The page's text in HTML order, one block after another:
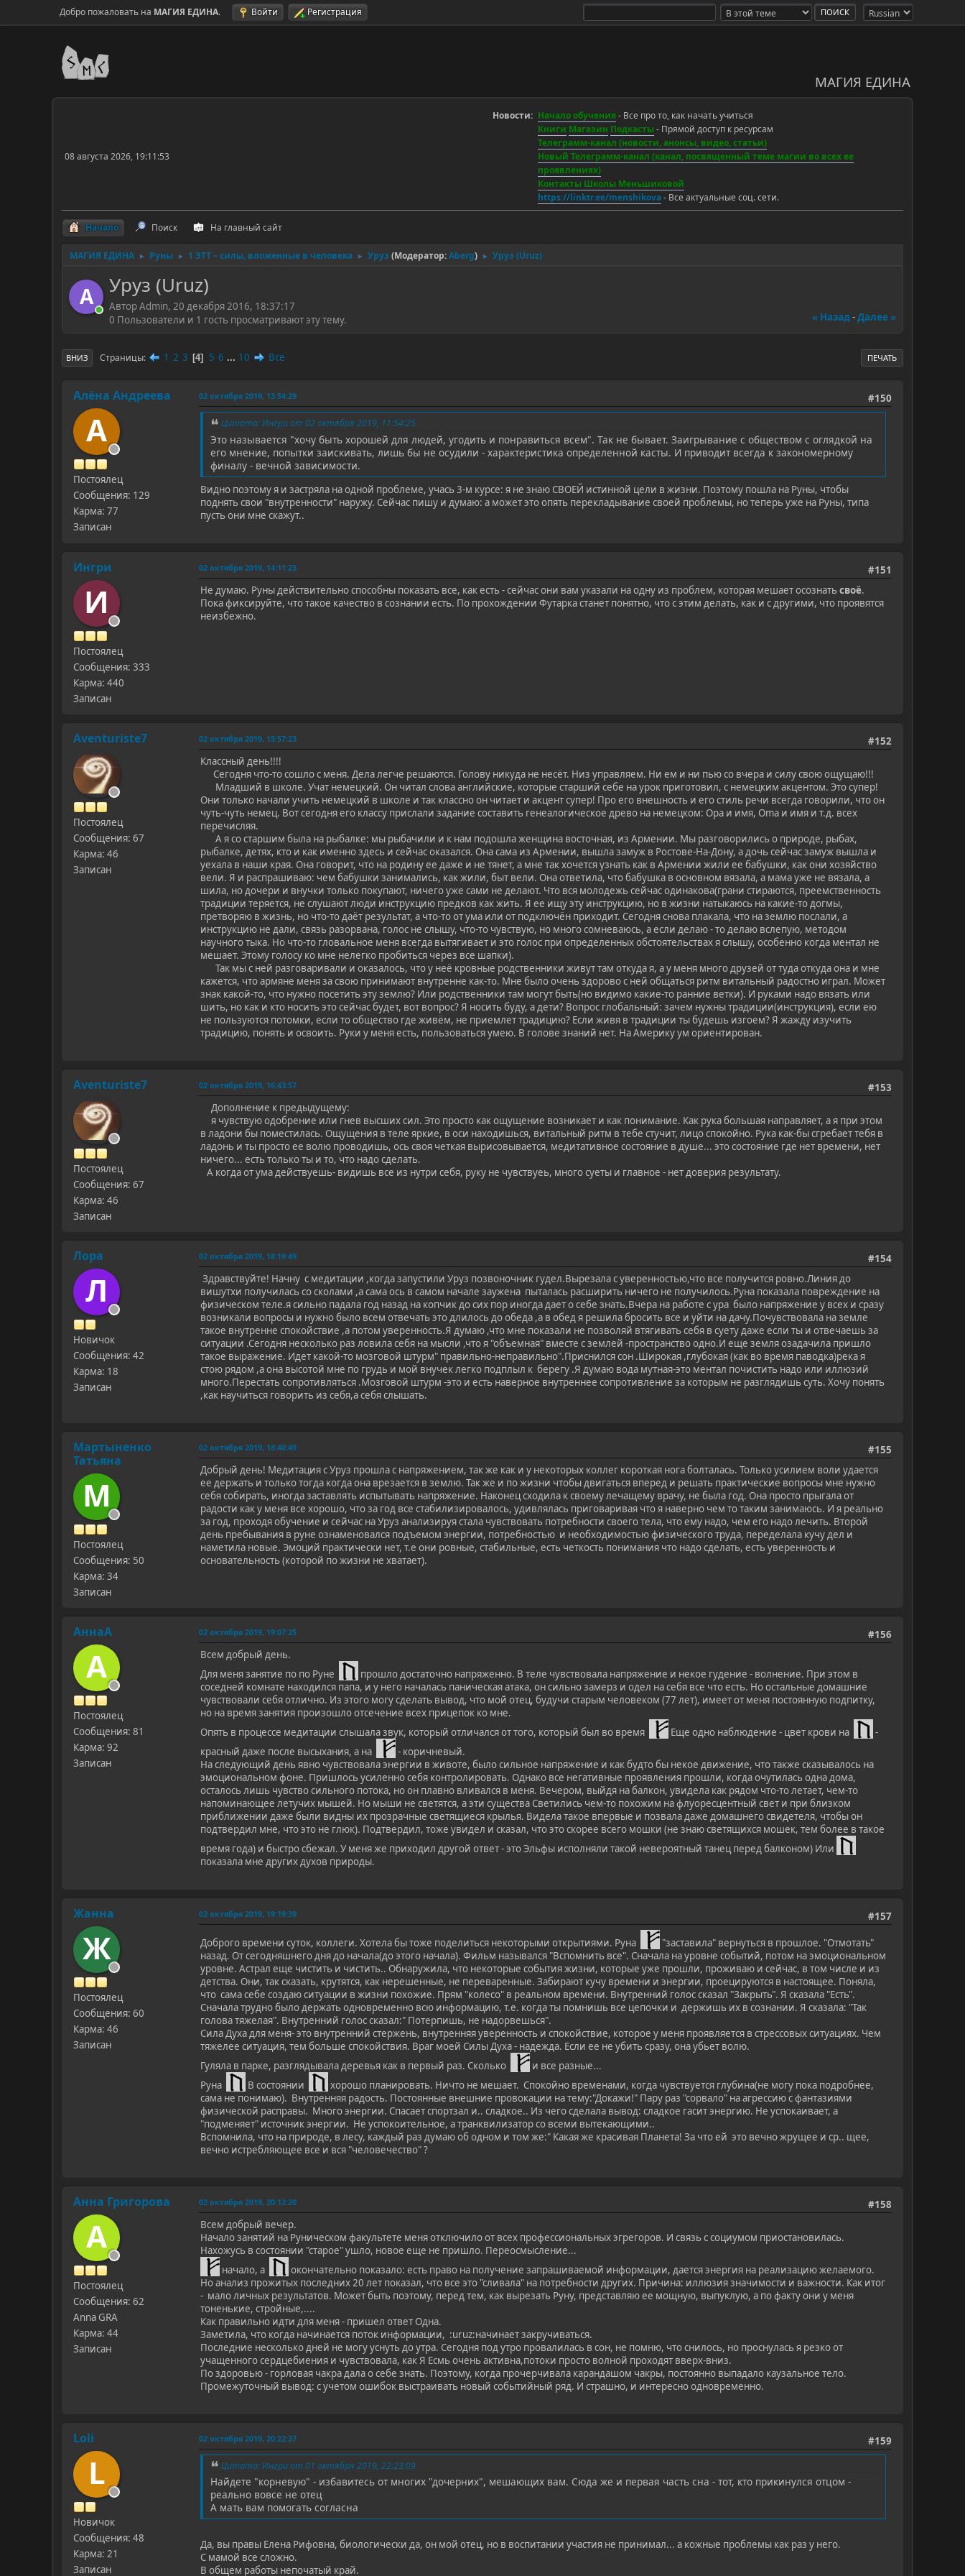
Добро пожаловать на МАГИЯ ЕДИНА. Войти Регистрация
МАГИЯ ЕДИНА
08 августа 2026, 19:11:53
Новости: Начало обучения - Все про то, как начать учиться
Книги Магазин Подкасты - Прямой доступ к ресурсам
Телеграмм-канал (новости, анонсы, видео, статьи)
Новый Телеграмм-канал (канал, посвященный теме магии во всех ее
проявлениях)
Контакты Школы Меньшиковой
https://linktr.ee/menshikova- Все актуальные соц. сети.
Начало Поиск На главный сайт
МАГИЯ ЕДИНА ► Руны ► 1 ЭТТ – силы, вложенные в человека ► Уруз (Модератор:Aberg) ► Уруз (Uruz)
A Уруз (Uruz)
Автор Admin, 20 декабря 2016, 18:37:17
« Назад-Далее »
0 Пользователи и 1 гость просматривают эту тему.
ПЕЧАТЬ
ВНИЗ Страницы 1 2 3 4 5 6 ... 10 Все
Алёна Андреева
А
Постоялец
Сообщения: 129
Карма: 77
Записан
#150
02 октября 2019, 13:54:29
Цитата: Ингри от 02 октября 2019, 11:54:25
Это называется "хочу быть хорошей для людей, угодить и понравиться всем". Так не бывает. Заигрывание с обществом с оглядкой на
его мнение, попытки заискивать, лишь бы не осудили - характеристика определенной касты. И приводит всегда к закономерному
финалу - вечной зависимости.
Видно поэтому я и застряла на одной проблеме, учась 3-м курсе: я не знаю СВОЕЙ истинной цели в жизни. Поэтому пошла на Руны, чтобы
поднять свои "внутренности" наружу. Сейчас пишу и думаю: а может это опять перекладывание своей проблемы, но теперь уже на Руны, типа
пусть они мне скажут..
Ингри
И
Постоялец
Сообщения: 333
Карма: 440
Записан
#151
02 октября 2019, 14:11:23
Не думаю. Руны действительно способны показать все, как есть - сейчас они вам указали на одну из проблем, которая мешает осознать своё.
Пока фиксируйте, что такое качество в сознании есть. По прохождении Футарка станет понятно, что с этим делать, как и с другими, что проявятся
неизбежно.
Aventuriste7
Постоялец
Сообщения: 67
Карма: 46
Записан
#152
02 октября 2019, 15:57:23
Классный день!!!!
Сегодня что-то сошло с меня. Дела легче решаются. Голову никуда не несёт. Низ управляем. Ни ем и ни пью со вчера и силу свою ощущаю!!!
Младший в школе. Учат немецкий. Он читал слова английские, которые старший себе на урок приготовил, с немецким акцентом. Это супер!
Они только начали учить немецкий в школе и так классно он читает и акцент супер! Про его внешность и его стиль речи всегда говорили, что он
чуть-чуть немец. Вот сегодня его классу прислали задание составить генеалогическое древо на немецком: Opa и имя, Oma и имя и т.д. всех
перечисляя.
А я со старшим была на рыбалке: мы рыбачили и к нам подошла женщина восточная, из Армении. Мы разговорились о природе, рыбах,
рыбалке, детях, кто и как именно здесь и сейчас оказался. Она сама из Армении, вышла замуж в Ростове-На-Дону, а дочь сейчас замуж вышла и
уехала в наши края. Она говорит, что на родину ее даже и не тянет, а мне так хочется узнать как в Армении жили ее бабушки, как они хозяйство
вели. Я и распрашиваю: чем бабушки занимались, как жили, быт вели. Она ответила, что бабушка в основном вязала, а мама уже не вязала, а
шила, но дочери и внучки только покупают, ничего уже сами не делают. Что вся молодежь сейчас одинакова(грани стираются, преемственность
традиции теряется, не слушают люди инструкцию предков как жить. Я ее ищу эту инструкцию, но в жизни натыкаюсь на какие-то догмы,
претворяю в жизнь, но что-то даёт результат, а что-то от ума или от подключён приходит. Сегодня снова плакала, что на землю послали, а
инструкцию не дали, связь разорвана, голос не слышу, что-то чувствую, но много сомневаюсь, а если делаю - то делаю вслепую, методом
научного тыка. Но что-то гловальное меня всегда вытягивает и это голос при определенных обстоятельствах я слышу, особенно когда ментал не
мешает. Этому голосу ко мне нелегко пробиться через все шапки).
Так мы с ней разговаривали и оказалось, что у неё кровные родственники живут там откуда я, а у меня много друзей от туда откуда она и мне
кажется, что армяне меня за свою принимают внутренне как-то. Мне было очень здорово с ней общаться ритм витальный радостно играл. Может
знак какой-то, что нужно посетить эту землю? Или родственники там могут быть(но видимо какие-то ранние ветки). И руками надо вязать или
шить, но как и кто носить это сейчас будет, вот вопрос? Я носить буду, а дети? Вопрос глобальный: зачем нужны традиции(инструкция), если ею
не пользуются потомки, если то общество где живём, не приемлет традицию? Если живя в традиции ты будешь изгоем? Я жажду изучить
традицию, понять и освоить. Руки у меня есть, пользоваться умею. В голове знаний нет. На Америку ум ориентирован.
Aventuriste7
Постоялец
Сообщения: 67
Карма: 46
Записан
#153
02 октября 2019, 16:43:57
Дополнение к предыдущему:
я чувствую одобрение или гнев высших сил. Это просто как ощущение возникает и как понимание. Как рука большая направляет, а я при этом
в ладони бы поместилась. Ощущения в теле яркие, в оси находишься, витальный ритм в тебе стучит, лицо спокойно. Рука как-бы сгребает тебя в
ладонь и ты просто ее волю проводишь, ось своя четкая вырисовывается, медитативное состояние в душе... это состояние где нет времени, нет
ничего... есть только ты и то, что надо сделать.
А когда от ума действуешь- видишь все из нутри себя, руку не чувствуеь, много суеты и главное - нет доверия результату.
Лора
Л
Новичок
Сообщения: 42
Карма: 18
Записан
#154
02 октября 2019, 18:19:49
Здравствуйте! Начну с медитации ,когда запустили Уруз позвоночник гудел.Вырезала с уверенностью,что все получится ровно.Линия до
вишутхи получилась со сколами ,а сама ось в самом начале заужена пыталась расширить ничего не получилось.Руна показала повреждение на
физическом теле.я сильно падала год назад на копчик до сих пор иногда дает о себе знать.Вчера на работе с ура было напряжение у всех и сразу
возникали вопросы и нужно было всем отвечать это длилось до обеда ,а в обед я решила бросить все и уйти на дачу.Почувствовала на земле
такое внутренне спокойствие ,а потом уверенность.Я думаю ,что мне показали не позволяй втягивать себя в суету даже если ты и отвечаешь за
ситуации .Сегодня несколько раз ловила себя на мысли ,что я "объемная" вместе с землей -пространство одно.И еще земля озадачила пришло
такое выражение. Идет какой-то мозговой штурм" правильно-неправильно".Приснился сон .Широкая ,глубокая (как во время паводка)река я
стою рядом ,а она высотой мне по грудь и мой внучек легко подплыл к берегу .Я думаю вода мутная-это ментал почистить надо или иллюзий
много.Перестать сопротивляться .Мозговой штурм -это и есть наверное внутреннее сопротивление за которым не разглядишь суть. Хочу понять
,как научиться говорить из себя,а себя слышать.
Мартыненко
Татьяна
М
Постоялец
Сообщения: 50
Карма: 34
Записан
#155
02 октября 2019, 18:40:49
Добрый день! Медитация с Уруз прошла с напряжением, так же как и у некоторых коллег короткая нога болталась. Только усилием воли удается
ее держать и только тогда когда она врезается в землю. Так же и по жизни чтобы двигаться вперед и решать практические вопросы мне нужно
себя собирать, иногда заставлять испытывать напряжение. Наконец сходила к своему лечащему врачу, не была год. Она просто прыгала от
радости как у меня все хорошо, что за год все стабилизировалось, удивлялась приговаривая что я наверно чем то таким занимаюсь. И я реально
за год, проходя обучение и сейчас на Уруз анализируя стала чувствовать потребности своего тела, что ему надо, чем его надо лечить. Второй
день пребывания в руне ознаменовался подъемом энергии, потребностью и необходимостью физического труда, переделала кучу дел и
наметила новые. Эмоций практически нет, т.е они ровные, стабильные, есть четкость понимания что надо сделать, есть уверенность и
основательность (которой по жизни не хватает).
АннаА
А
Постоялец
Сообщения: 81
Карма: 92
Записан
#156
02 октября 2019, 19:07:25
Всем добрый день.
Для меня занятие по по Руне
прошло достаточно напряженно. В теле чувствовала напряжение и некое гудение - волнение. При этом в
соседней комнате находился папа, и у него началась паническая атака, он сильно замерз и одел на себя все что есть. Но остальные домашние
чувствовали себя отлично. Из этого могу сделать вывод, что мой отец, будучи старым человеком (77 лет), имеет от меня постоянную подпитку,
но на время занятия произошло отсечение всех прицепок ко мне.
Опять в процессе медитации слышала звук, который отличался от того, который был во время
Еще одно наблюдение - цвет крови на
-
красный даже после высыхания, а на
- коричневый.
На следующий день явно чувствовала энергии в животе, было сильное напряжение и как будто бы некое движение, что также сказывалось на
эмоциональном фоне. Пришлось усиленно себя контролировать. Однако все негативные проявления прошли, когда очутилась одна дома,
осталось лишь чувство сильного потока, но он плавно вливался в меня. Вечером, выйдя на балкон, увидела как рядом что-то летает, чем-то
напоминающее летучих мышей. Но мыши не светятся, а эти существа Светились чем-то похожим на флуоресцентный свет и при близком
приближении даже были видны их прозрачные светящиеся крылья. Видела такое впервые и позвала даже домашнего свидетеля, чтобы он
подтвердил мне, что это не глюк). Подтвердил, тоже увидел и сказал, что это скорее всего мошки (не знаю светящихся мошек, тем более в такое
время года) и быстро сбежал. У меня же приходил другой ответ - это Эльфы исполняли такой невероятный танец перед балконом) Или
показала мне других духов природы.
Жанна
Ж
Постоялец
Сообщения: 60
Карма: 46
Записан
#157
02 октября 2019, 19:19:39
Доброго времени суток, коллеги. Хотела бы тоже поделиться некоторыми открытиями. Руна
"заставила" вернуться в прошлое. "Отмотать"
назад. От сегодняшнего дня до начала(до этого начала). Фильм назывался "Вспомнить все". Сначала на уровне событий, потом на эмоциональном
уровне. Астрал еще чистить и чистить.. Обнаружила, что некоторые события жизни, которые уже прошли, проживаю и сейчас, в том числе и из
детства. Они, так сказать, крутятся, как нерешенные, не переваренные. Забирают кучу времени и энергии, проецируются в настоящее. Поняла,
что сама себе создаю ситуации в жизни похожие. Прям "колесо" в реальном времени. Внутренний голос сказал "Закрыть". Я сказала "Есть".
Сначала трудно было держать одновременно всю информацию, т.е. когда ты помнишь все цепочки и держишь их в сознании. Я сказала: "Так
голова тяжелая". Внутренний голос сказал:" Потерпишь, не надорвешься".
Сила Духа для меня- это внутренний стержень, внутренняя уверенность и спокойствие, которое у меня проявляется в стрессовых ситуациях. Чем
тяжелее ситуация, тем больше спокойствия. Враг моей Силы Духа - надежда. Если ее не убить сразу, она убьет волю.
Гуляла в парке, разглядывала деревья как в первый раз. Сколько
и все разные...
Руна
В состоянии
хорошо планировать. Ничто не мешает. Спокойно временами, когда чувствуется глубина(не могу пока подробнее,
сама не понимаю). Внутренняя радость. Постоянные внешние провокации на тему:"Докажи!" Пару раз "сорвало" на агрессию с фантазиями
физической расправы. Много энергии. Спасает спортзал и.. сладкое.. Из чего сделала вывод: сладкое гасит энергию. Не успокаивает, а
"подменяет" источник энергии. Не успокоительное, а транквилизатор со всеми вытекающими..
Вспомнила, что на природе, в лесу, каждый раз думаю об одном и том же:" Какая же красивая Планета! За что ей это вечно жрущее и ср.. щее,
вечно истребляющее все и вся "человечество" ?
Анна Григорова
А
Постоялец
Сообщения: 62
Anna GRA
Карма: 44
Записан
#158
02 октября 2019, 20:12:20
Всем добрый вечер.
Начало занятий на Руническом факультете меня отключило от всех профессиональных эгрегоров. И связь с социумом приостановилась.
Нахожусь в состоянии "старое" ушло, новое еще не пришло. Переосмысление...
начало, а
окончательно показало: есть право на получение запрашиваемой информации, дается энергия на реализацию желаемого.
Но анализ прожитых последних 20 лет показал, что все это "сливала" на потребности других. Причина: иллюзия значимости и важности. Как итог
- мало личных результатов. Может быть поэтому, перед тем, как вырезать Руну, представляю ее мощную, выпуклую, а по факту они у меня
тоненькие, стройные,....
Как правильно идти для меня - пришел ответ Одна.
Заметила, что когда начинается поток информации, :uruz:начинает закручиваться.
Последние несколько дней не могу уснуть до утра. Сегодня под утро провалилась в сон, не помню, что снилось, но проснулась я резко от
учащенного сердцебиения и чувствовала, как Я Есмь очень активна,потоки просто волной проходят вверх-вниз.
По здоровью - горловая чакра дала о себе знать. Поэтому, когда прочерчивала карандашом чакры, постоянно выпадало каузальное тело.
Промежуточный вывод: с учетом ошибок выстраивать новый событийный ряд. И страшно, и интересно одновременно.
Loli
L
Новичок
Сообщения: 48
Карма: 21
Записан
#159
02 октября 2019, 20:22:37
Цитата: Ингри от 01 октября 2019, 22:23:09
Найдете "корневую" - избавитесь от многих "дочерних", мешающих вам. Сюда же и первая часть сна - тот, кто прикинулся отцом -
реально вовсе не отец
А мать вам помогать согласна
Да, вы правы Елена Рифовна, биологически да, он мой отец, но в воспитании участия не принимал... а кожные проблемы как раз у него.
С мамой все сложно.
В общем работы непочатый край.